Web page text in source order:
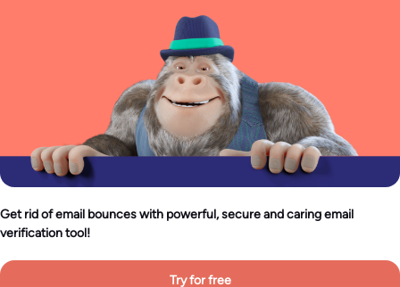
Get rid of email bounces with powerful, secure and caring email
verification tool!
Try for free